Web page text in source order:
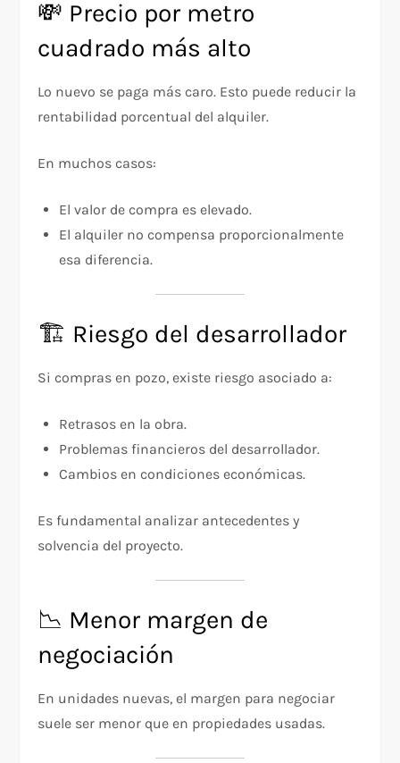
💸 Precio por metro
cuadrado más alto
Lo nuevo se paga más caro. Esto puede reducir la
rentabilidad porcentual del alquiler.
En muchos casos:
El valor de compra es elevado.
El alquiler no compensa proporcionalmente
esa diferencia.
🏗️ Riesgo del desarrollador
Si compras en pozo, existe riesgo asociado a:
Retrasos en la obra.
Problemas financieros del desarrollador.
Cambios en condiciones económicas.
Es fundamental analizar antecedentes y
solvencia del proyecto.
📉 Menor margen de
negociación
En unidades nuevas, el margen para negociar
suele ser menor que en propiedades usadas.